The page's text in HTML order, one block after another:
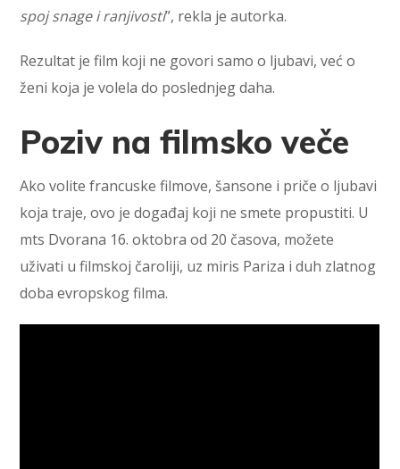
spoj snage i ranjivosti”, rekla je autorka.
Rezultat je film koji ne govori samo o ljubavi, već o
ženi koja je volela do poslednjeg daha.
Poziv na filmsko veče
Ako volite francuske filmove, šansone i priče o ljubavi
koja traje, ovo je događaj koji ne smete propustiti. U
mts Dvorana 16. oktobra od 20 časova, možete
uživati u filmskoj čaroliji, uz miris Pariza i duh zlatnog
doba evropskog filma.